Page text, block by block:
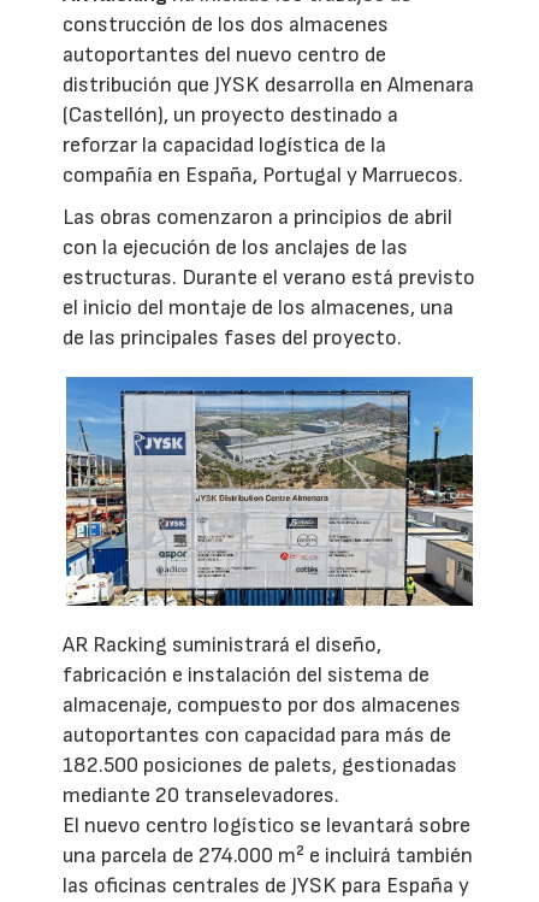
construcción de los dos almacenes
autoportantes del nuevo centro de
distribución que JYSK desarrolla en Almenara
(Castellón), un proyecto destinado a
reforzar la capacidad logística de la
compañía en España, Portugal y Marruecos.
Las obras comenzaron a principios de abril
con la ejecución de los anclajes de las
estructuras. Durante el verano está previsto
el inicio del montaje de los almacenes, una
de las principales fases del proyecto.
AR Racking suministrará el diseño,
fabricación e instalación del sistema de
almacenaje, compuesto por dos almacenes
autoportantes con capacidad para más de
182.500 posiciones de palets, gestionadas
mediante 20 transelevadores.
El nuevo centro logístico se levantará sobre
una parcela de 274.000 m² e incluirá también
las oficinas centrales de JYSK para España y